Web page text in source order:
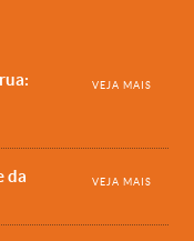
VEJA MAIS
da
VEJA MAIS